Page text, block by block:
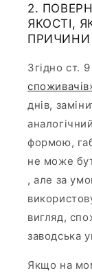
2.
ЯКОСТІ,
ПРИЧИНИ
Згідно ст. 9
днів,
формою,
не може
, але за
вигляд,
заводська
Якщо на